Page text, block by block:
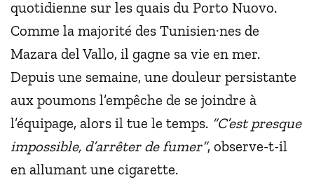
quotidienne sur les quais du Porto Nuovo.
Comme la majorité des Tunisien·nes de
Mazara del Vallo, il gagne sa vie en mer.
Depuis une semaine, une douleur persistante
aux poumons l’empêche de se joindre à
l’équipage, alors il tue le temps. “C’est presque
impossible, d’arrêter de fumer”, observe-t-il
en allumant une cigarette.